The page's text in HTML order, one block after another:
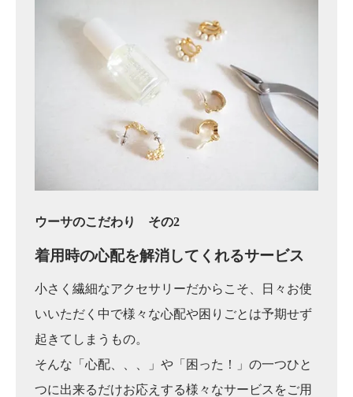
ウーサのこだわり その2
着用時の心配を解消してくれるサービス
小さく繊細なアクセサリーだからこそ、日々お使
いいただく中で様々な心配や困りごとは予期せず
起きてしまうもの。
そんな「心配、、、」や「困った！」の一つひと
つに出来るだけお応えする様々なサービスをご用